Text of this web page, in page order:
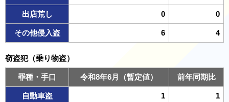
出店荒し 0 0
その他侵入盗 6 4
窃盗犯（乗り物盗）
罪種・手口 令和8年6月（暫定値） 前年同期比
自動車盗 1 1